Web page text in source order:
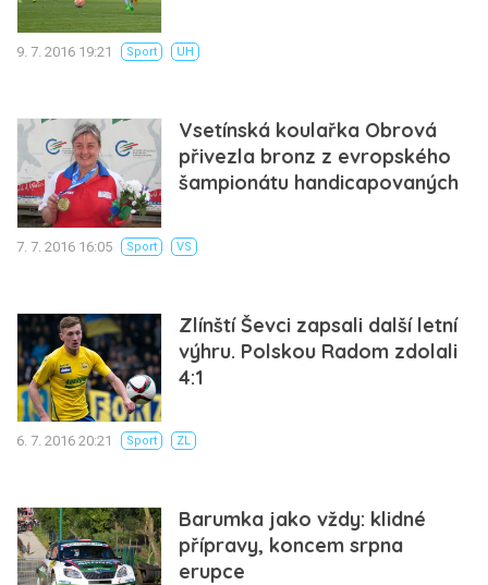
9. 7. 2016 19:21 Sport UH
Vsetínská koulařka Obrová
přivezla bronz z evropského
šampionátu handicapovaných
7. 7. 2016 16:05 Sport VS
Zlínští Ševci zapsali další letní
výhru. Polskou Radom zdolali
4:1
6. 7. 2016 20:21 Sport ZL
Barumka jako vždy: klidné
přípravy, koncem srpna
erupce